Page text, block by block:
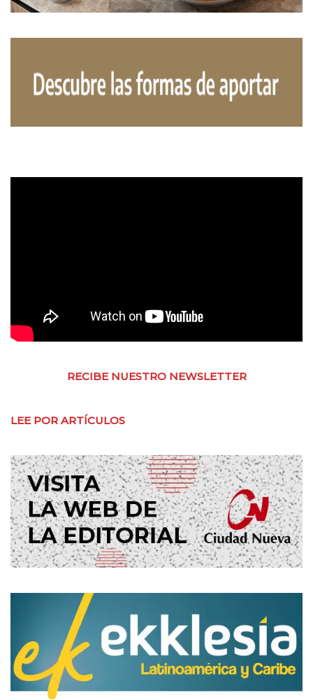
RECIBE NUESTRO NEWSLETTER
LEE POR ARTÍCULOS